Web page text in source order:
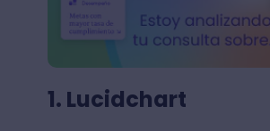
1. Lucidchart